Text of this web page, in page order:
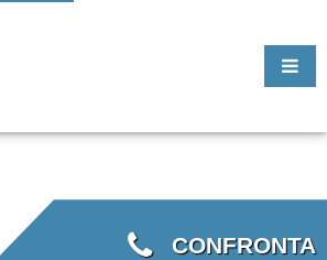
CONFRONTA